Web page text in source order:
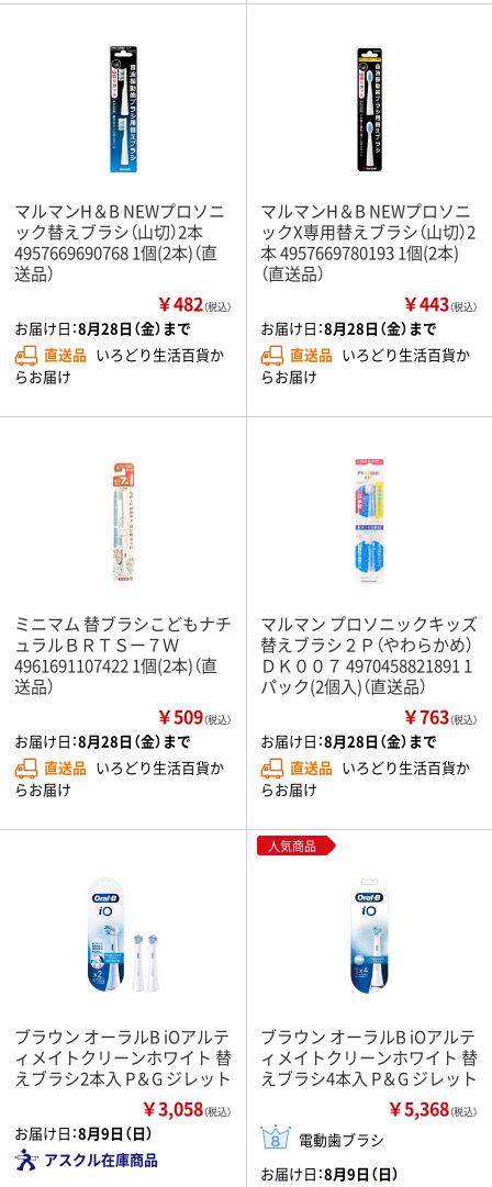
マルマンH＆B NEWプロソニ
ック替えブラシ（山切）2本
4957669690768 1個(2本)（直
送品）
￥482（税込）
お届け日：8月28日（金）まで
直送品 いろどり生活百貨か
らお届け
マルマンH＆B NEWプロソニ
ックX専用替えブラシ（山切）2
本 4957669780193 1個(2本)
（直送品）
￥443（税込）
お届け日：8月28日（金）まで
直送品 いろどり生活百貨か
らお届け
ミニマム 替ブラシこどもナチ
ュラルＢＲＴＳー７Ｗ
4961691107422 1個(2本)（直
送品）
￥509（税込）
お届け日：8月28日（金）まで
直送品 いろどり生活百貨か
らお届け
マルマン プロソニックキッズ
替えブラシ２Ｐ（やわらかめ）
ＤＫ００７ 4970458821891 1
パック(2個入)（直送品）
￥763（税込）
お届け日：8月28日（金）まで
直送品 いろどり生活百貨か
らお届け
ブラウン オーラルB iOアルテ
ィメイトクリーンホワイト 替
えブラシ2本入 P＆G ジレット
￥3,058（税込）
お届け日：8月9日（日）
アスクル在庫商品
人気商品
ブラウン オーラルB iOアルテ
ィメイトクリーンホワイト 替
えブラシ4本入 P＆G ジレット
￥5,368（税込）
電動歯ブラシ
お届け日：8月9日（日）